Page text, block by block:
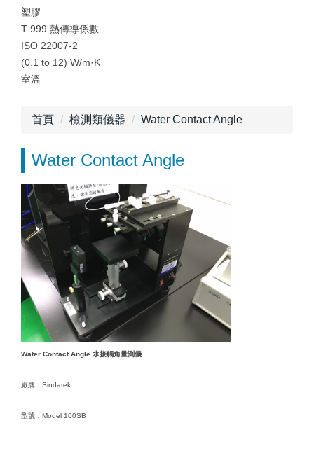
塑膠
T 999 熱傳導係數
ISO 22007-2
(0.1 to 12) W/m·K
室溫
首頁 檢測類儀器 Water Contact Angle
Water Contact Angle
Water Contact Angle 水接觸角量測儀
廠牌：Sindatek
型號：Model 100SB